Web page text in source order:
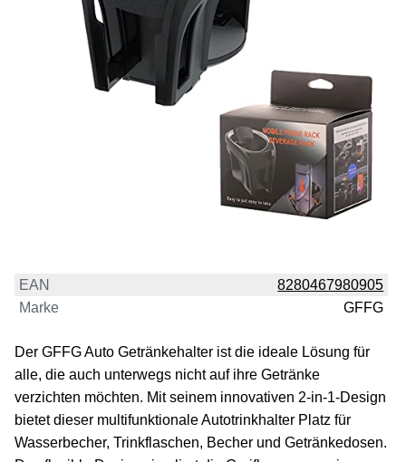
EAN
8280467980905
Marke
GFFG
Der GFFG Auto Getränkehalter ist die ideale Lösung für
alle, die auch unterwegs nicht auf ihre Getränke
verzichten möchten. Mit seinem innovativen 2-in-1-Design
bietet dieser multifunktionale Autotrinkhalter Platz für
Wasserbecher, Trinkflaschen, Becher und Getränkedosen.